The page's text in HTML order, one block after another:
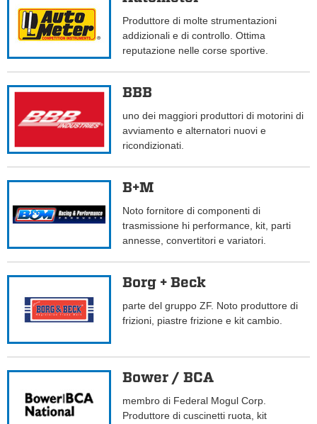
Produttore di molte strumentazioni
addizionali e di controllo. Ottima
reputazione nelle corse sportive.
BBB
uno dei maggiori produttori di motorini di
avviamento e alternatori nuovi e
ricondizionati.
B+M
Noto fornitore di componenti di
trasmissione hi performance, kit, parti
annesse, convertitori e variatori.
Borg + Beck
parte del gruppo ZF. Noto produttore di
frizioni, piastre frizione e kit cambio.
Bower / BCA
membro di Federal Mogul Corp.
Produttore di cuscinetti ruota, kit